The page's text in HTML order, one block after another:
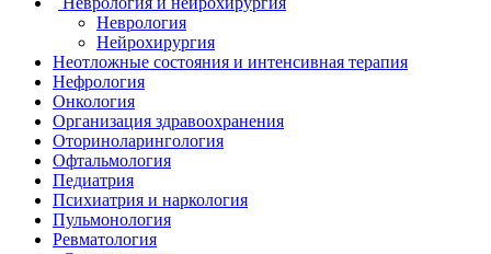
Неврология
Нейрохирургия
Неотложные состояния и интенсивная терапия
Нефрология
Онкология
Организация здравоохранения
Оториноларингология
Офтальмология
Педиатрия
Психиатрия и наркология
Пульмонология
Ревматология